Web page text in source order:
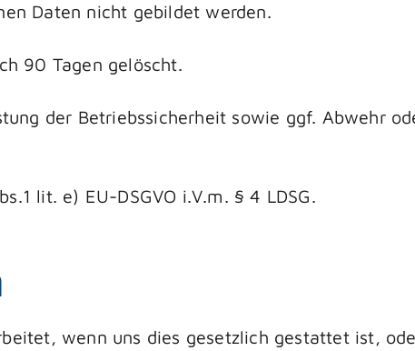
Daten nicht gebildet werden.
90 Tagen gelöscht.
der Betriebssicherheit sowie ggf. Abwehr
lit. e) EU-DSGVO i.V.m. § 4 LDSG.
wenn uns dies gesetzlich gestattet ist,